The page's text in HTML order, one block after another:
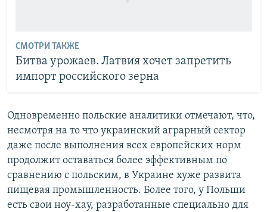
СМОТРИ ТАКЖЕ
Битва урожаев. Латвия хочет запретить
импорт российского зерна
Одновременно польские аналитики отмечают, что,
несмотря на то что украинский аграрный сектор
даже после выполнения всех европейских норм
продолжит оставаться более эффективным по
сравнению с польским, в Украине хуже развита
пищевая промышленность. Более того, у Польши
есть свои ноу-хау, разработанные специально для